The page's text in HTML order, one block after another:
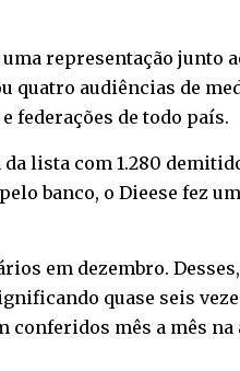
representação junto
audiências de
federações de todo país.
lista com 1.280
banco, o Dieese fez
em dezembro.
quase seis
conferidos mês a mês